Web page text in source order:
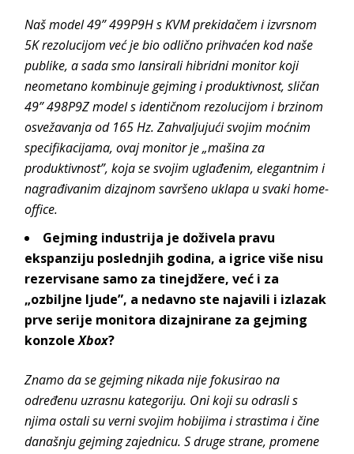
Naš model 49” 499P9H s KVM prekidačem i izvrsnom
5K rezolucijom već je bio odlično prihvaćen kod naše
publike, a sada smo lansirali hibridni monitor koji
neometano kombinuje gejming i produktivnost, sličan
49” 498P9Z model s identičnom rezolucijom i brzinom
osvežavanja od 165 Hz. Zahvaljujući svojim moćnim
specifikacijama, ovaj monitor je „mašina za
produktivnost”, koja se svojim uglađenim, elegantnim i
nagrađivanim dizajnom savršeno uklapa u svaki home-
office.
Gejming industrija je doživela pravu
ekspanziju poslednjih godina, a igrice više nisu
rezervisane samo za tinejdžere, već i za
„ozbiljne ljude”, a nedavno ste najavili i izlazak
prve serije monitora dizajnirane za gejming
konzoleXbox?
Znamo da se gejming nikada nije fokusirao na
određenu uzrasnu kategoriju. Oni koji su odrasli s
njima ostali su verni svojim hobijima i strastima i čine
današnju gejming zajednicu. S druge strane, promene